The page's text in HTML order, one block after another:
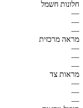
חלונות חשמל
—
—
—
מראה מרכזית
—
—
—
מראות צד
—
—
—